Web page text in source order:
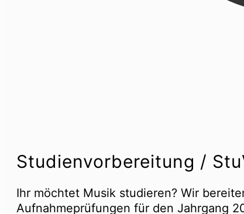
Studienvorbereitung /
Ihr möchtet Musik studieren? Wir
Aufnahmeprüfungen für den Jahrgang